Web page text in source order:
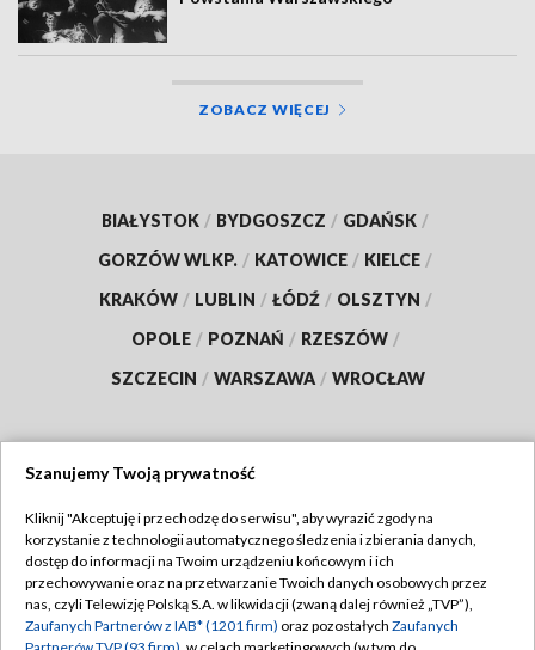
ZOBACZ WIĘCEJ
BIAŁYSTOK / BYDGOSZCZ / GDAŃSK /
GORZÓW WLKP. / KATOWICE / KIELCE /
KRAKÓW / LUBLIN / ŁÓDŹ / OLSZTYN /
OPOLE / POZNAŃ / RZESZÓW /
SZCZECIN / WARSZAWA / WROCŁAW
TVP
Abonament TVP
Emisja w TVP
Regulamin TVP
Polityka prywatności
Szanujemy Twoją prywatność
Kliknij "Akceptuję i przechodzę do serwisu", aby wyrazić zgody na
korzystanie z technologii automatycznego śledzenia i zbierania danych,
dostęp do informacji na Twoim urządzeniu końcowym i ich
przechowywanie oraz na przetwarzanie Twoich danych osobowych przez
nas, czyli Telewizję Polską S.A. w likwidacji (zwaną dalej również „TVP”),
Zaufanych Partnerów z IAB* (1201 firm) oraz pozostałych Zaufanych